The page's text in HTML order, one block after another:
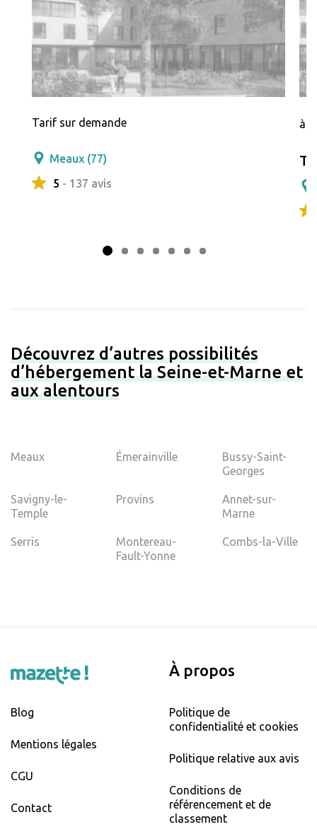
Tarif sur demande
Meaux (77)
5 - 137 avis
à
Découvrez d’autres possibilités
d’hébergement la Seine-et-Marne et
aux alentours
Meaux Émerainville
Bussy-Saint-
Georges
Savigny-le-
Temple
Provins
Annet-sur-
Marne
Serris
Montereau-
Fault-Yonne
Combs-la-Ville
Blog
Mentions légales
CGU
Contact
À propos
Politique de
confidentialité et cookies
Politique relative aux avis
Conditions de
référencement et de
classement